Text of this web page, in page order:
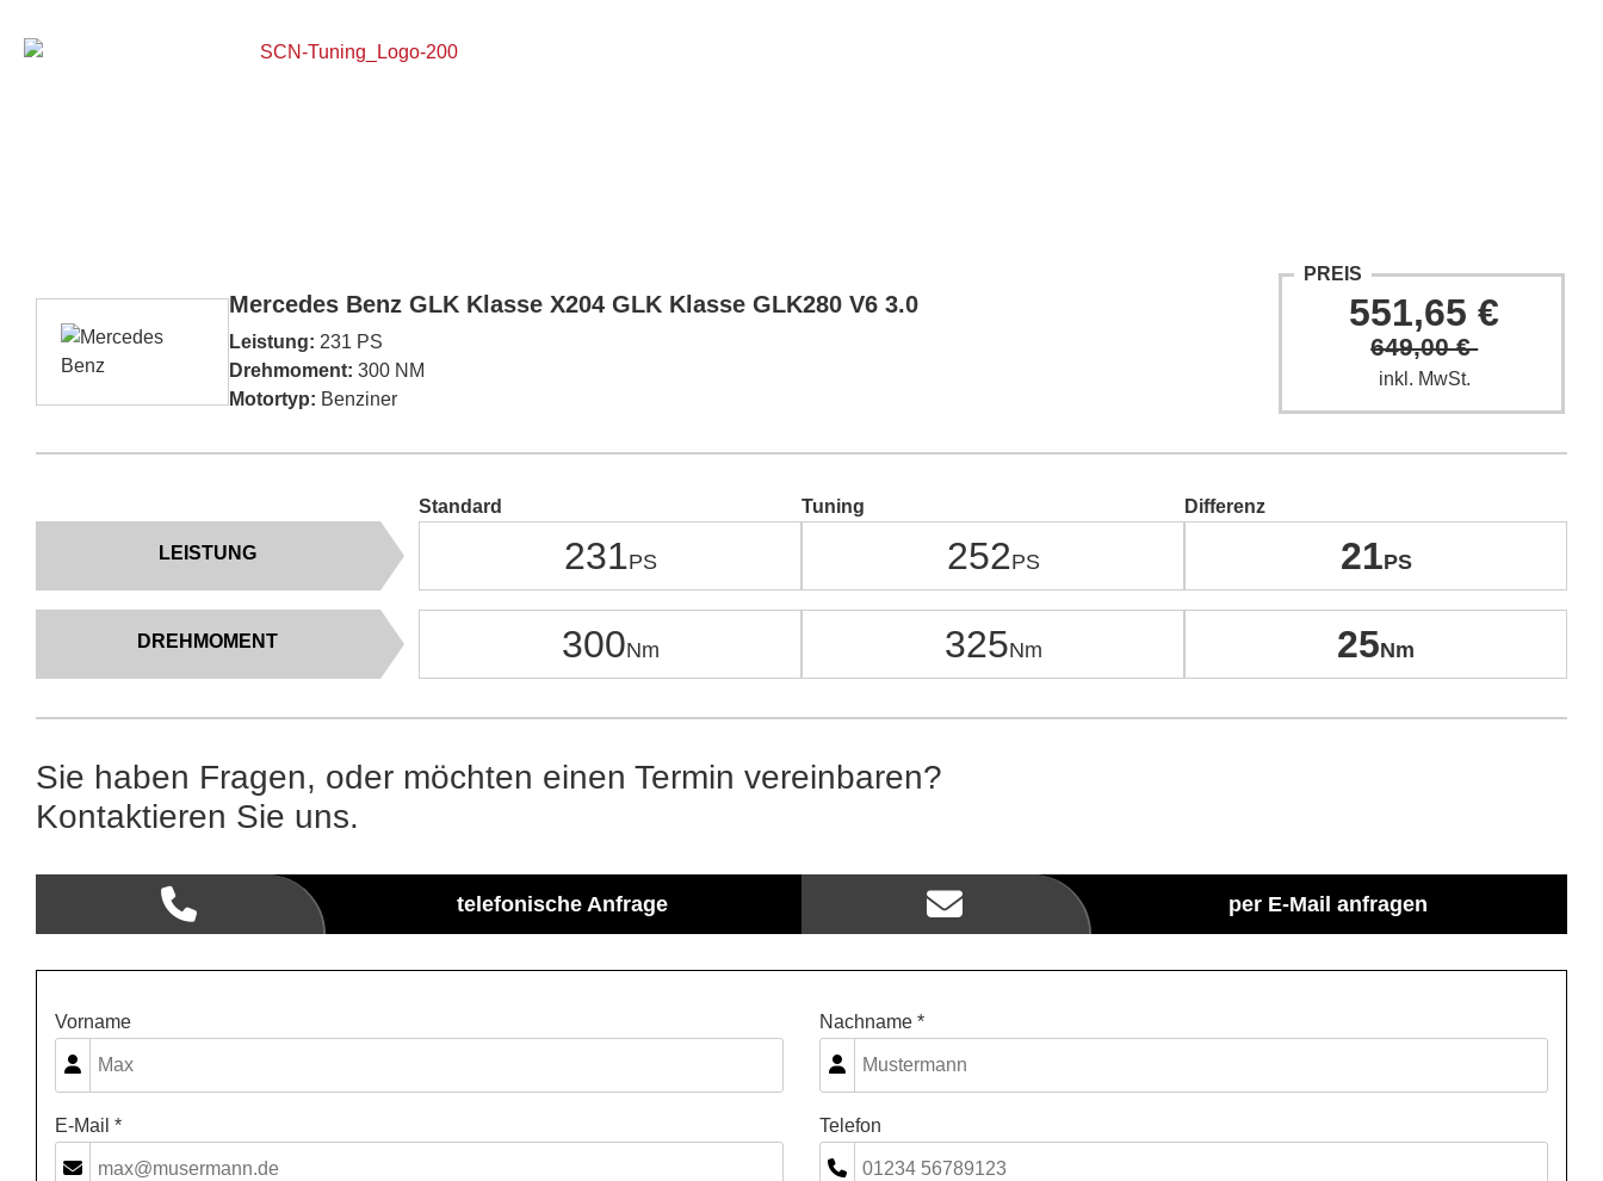
Mercedes Benz GLK Klasse X204 GLK Klasse GLK280 V6 3.0
Leistung: 231 PS
Drehmoment: 300 NM
Motortyp: Benziner
PREIS
551,65 €
649,00 €
inkl. MwSt.
LEISTUNG
DREHMOMENT
Standard
231
300
Tuning
252
325
Differenz
21
25
Sie haben Fragen, oder möchten einen Termin vereinbaren?
Kontaktieren Sie uns.
telefonische Anfrage per E-Mail anfragen
Vorname Nachname *
E-Mail * Telefon